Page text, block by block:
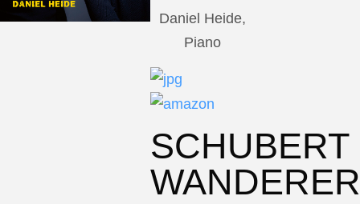
Daniel Heide,
Piano
SCHUBERT
WANDERER